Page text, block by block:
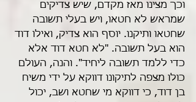
וכך מצינו מאז מקדם, שיש צדיקים
שמראש לא חטאו, ויש בעלי תשובה
שחטאו ותיקנו. יוסף הוא צדיק, ואילו דוד
הוא בעל תשובה. "לא חטא דוד אלא
כדי ללמד תשובה ליחיד". והנה, העולם
כולו מצפה לתיקונו דווקא על ידי משיח
בן דוד, כי דווקא מי שחטא ושב, יכול